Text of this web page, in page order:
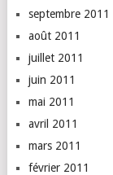
septembre 2011
août 2011
juillet 2011
juin 2011
mai 2011
avril 2011
mars 2011
février 2011